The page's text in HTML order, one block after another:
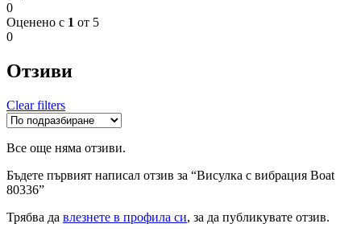
0
Оценено с 1 от 5
0
Отзиви
Clear filters
Все още няма отзиви.
Бъдете първият написал отзив за “Висулка с вибрация Boat
80336”
Трябва да влезнете в профила си, за да публикувате отзив.